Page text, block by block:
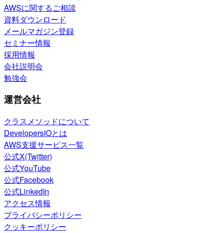
AWSに関するご相談
資料ダウンロード
メールマガジン登録
セミナー情報
採用情報
会社説明会
勉強会
運営会社
クラスメソッドについて
DevelopersIOとは
AWS支援サービス一覧
公式X(Twitter)
公式YouTube
公式Facebook
公式LinkedIn
アクセス情報
プライバシーポリシー
クッキーポリシー